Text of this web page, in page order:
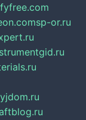
sp-or.ru